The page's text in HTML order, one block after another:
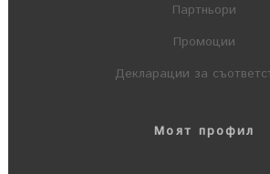
Партньори
Промоции
Декларации за
Моят профил